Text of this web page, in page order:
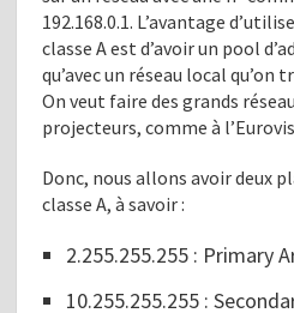
192.168.0.1. L’avantage
classe A est d’avoir un pool
qu’avec un réseau local qu’on
On veut faire des grands
projecteurs, comme à
Donc, nous allons avoir deux
classe A, à savoir :
2.255.255.255 : Primary
10.255.255.255 :